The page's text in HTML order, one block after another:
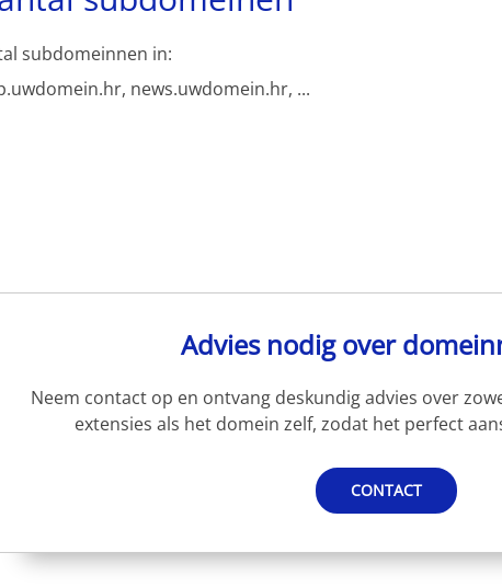
subdomeinnen in:
news.uwdomein.hr, ...
Advies nodig over
Neem contact op en ontvang deskundig advies over
extensies als het domein zelf, zodat het perfect
CONTACT